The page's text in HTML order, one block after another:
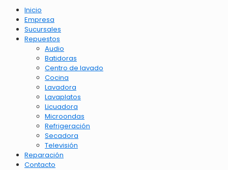
Inicio
Empresa
Sucursales
Repuestos
Audio
Batidoras
Centro de lavado
Cocina
Lavadora
Lavaplatos
Licuadora
Microondas
Refrigeración
Secadora
Televisión
Reparación
Contacto